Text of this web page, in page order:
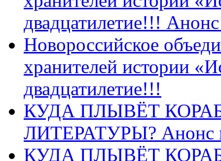
двадцатилетие!!!
Новороссийское
хранителей истории
двадцатилетие!!!
КУДА ПЛЫВЁТ
ЛИТЕРАТУРЫ? Анонс
КУДА ПЛЫВЁТ